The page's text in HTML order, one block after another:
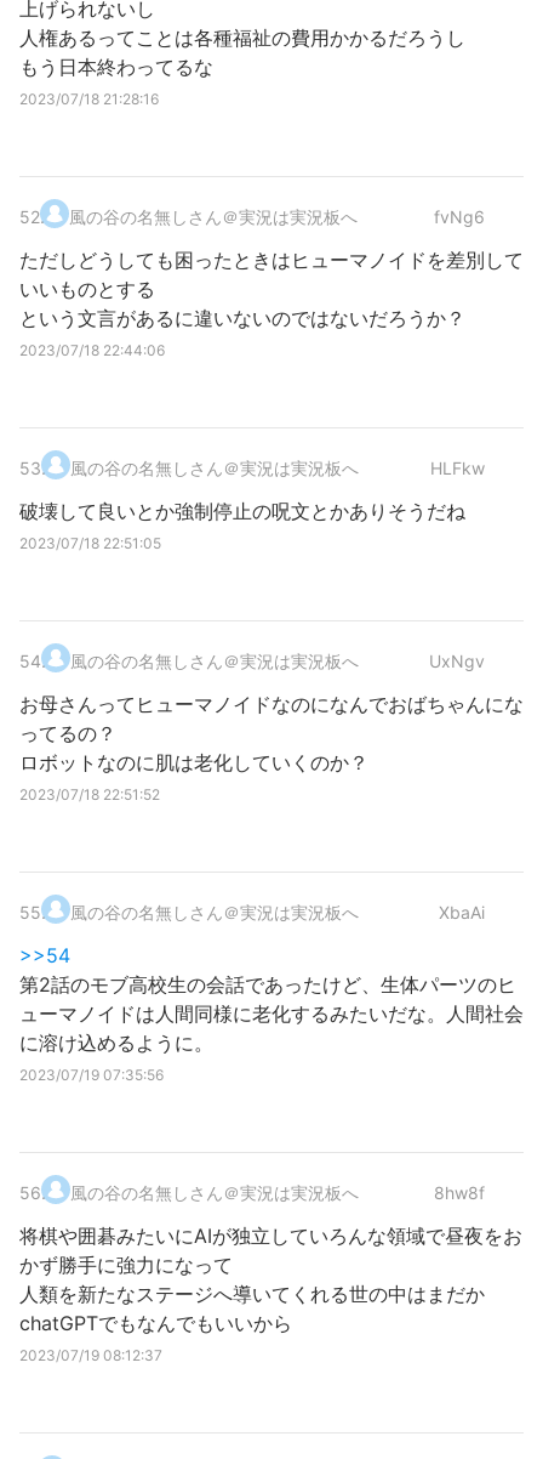
上げられないし
人権あるってことは各種福祉の費用かかるだろうし
もう日本終わってるな
2023/07/18 21:28:16
52. 風の谷の名無しさん＠実況は実況板へ fvNg6
ただしどうしても困ったときはヒューマノイドを差別して
いいものとする
という文言があるに違いないのではないだろうか？
2023/07/18 22:44:06
53. 風の谷の名無しさん＠実況は実況板へ HLFkw
破壊して良いとか強制停止の呪文とかありそうだね
2023/07/18 22:51:05
54. 風の谷の名無しさん＠実況は実況板へ UxNgv
お母さんってヒューマノイドなのになんでおばちゃんにな
ってるの？
ロボットなのに肌は老化していくのか？
2023/07/18 22:51:52
55. 風の谷の名無しさん＠実況は実況板へ XbaAi
>>54
第2話のモブ高校生の会話であったけど、生体パーツのヒ
ューマノイドは人間同様に老化するみたいだな。人間社会
に溶け込めるように。
2023/07/19 07:35:56
56. 風の谷の名無しさん＠実況は実況板へ 8hw8f
将棋や囲碁みたいにAIが独立していろんな領域で昼夜をお
かず勝手に強力になって
人類を新たなステージへ導いてくれる世の中はまだか
chatGPTでもなんでもいいから
2023/07/19 08:12:37